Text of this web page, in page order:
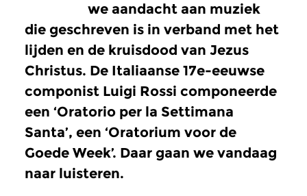
we aandacht aan muziek
die geschreven is in verband met het
lijden en de kruisdood van Jezus
Christus. De Italiaanse 17e-eeuwse
componist Luigi Rossi componeerde
een ‘Oratorio per la Settimana
Santa’, een ‘Oratorium voor de
Goede Week’. Daar gaan we vandaag
naar luisteren.